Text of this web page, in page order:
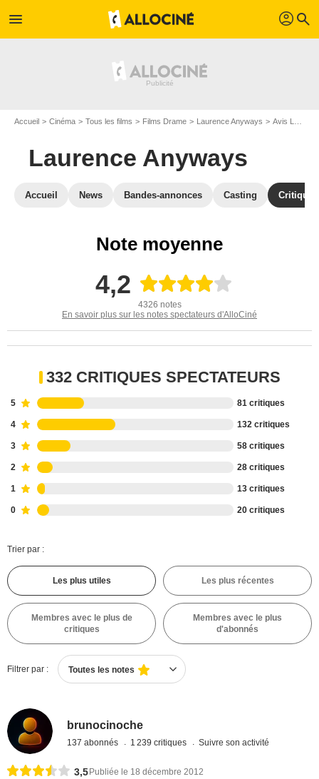
menu profil search
Accueil Cinéma Tous les films Films Drame Laurence Anyways Avis Laurence Anyways
Laurence Anyways
Accueil News Bandes-annonces Casting
Note moyenne
4,2
4326 notes
En savoir plus sur les notes spectateurs d'AlloCiné
332 CRITIQUES SPECTATEURS
5 81 critiques
4 132 critiques
3 58 critiques
2 28 critiques
1 13 critiques
0 20 critiques
Trier par :
Les plus utiles Les plus récentes
Membres avec le plus de
critiques
Membres avec le plus
d'abonnés
Filtrer par : Toutes les notes
brunocinoche
137 abonnés 1 239 critiques Suivre son activité
3,5 Publiée le 18 décembre 2012